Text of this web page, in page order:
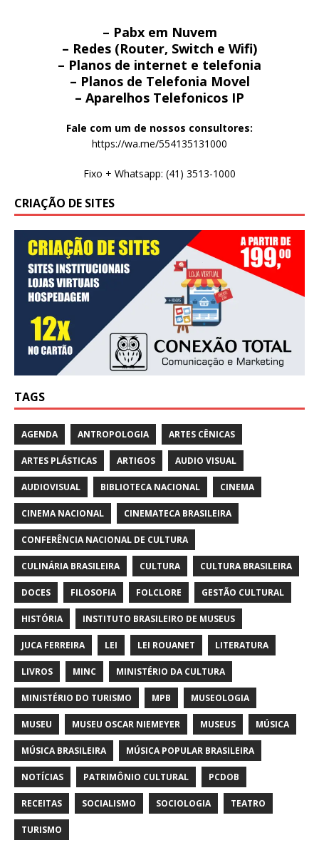
– Pabx em Nuvem
– Redes (Router, Switch e Wifi)
– Planos de internet e telefonia
– Planos de Telefonia Movel
– Aparelhos Telefonicos IP
Fale com um de nossos consultores:
https://wa.me/554135131000
Fixo + Whatsapp: (41) 3513-1000
CRIAÇÃO DE SITES
TAGS
AGENDA ANTROPOLOGIA ARTES CÊNICAS
ARTES PLÁSTICAS ARTIGOS AUDIO VISUAL
AUDIOVISUAL BIBLIOTECA NACIONAL CINEMA
CINEMA NACIONAL CINEMATECA BRASILEIRA
CONFERÊNCIA NACIONAL DE CULTURA
CULINÁRIA BRASILEIRA CULTURA CULTURA BRASILEIRA
DOCES FILOSOFIA FOLCLORE GESTÃO CULTURAL
HISTÓRIA INSTITUTO BRASILEIRO DE MUSEUS
JUCA FERREIRA LEI LEI ROUANET LITERATURA
LIVROS MINC MINISTÉRIO DA CULTURA
MINISTÉRIO DO TURISMO MPB MUSEOLOGIA
MUSEU MUSEU OSCAR NIEMEYER MUSEUS MÚSICA
MÚSICA BRASILEIRA MÚSICA POPULAR BRASILEIRA
NOTÍCIAS PATRIMÔNIO CULTURAL PCDOB
RECEITAS SOCIALISMO SOCIOLOGIA TEATRO
TURISMO